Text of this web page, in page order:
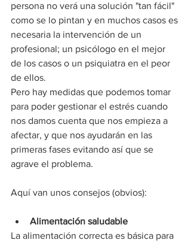
persona no verá una solución "tan fácil"
como se lo pintan y en muchos casos es
necesaria la intervención de un
profesional; un psicólogo en el mejor
de los casos o un psiquiatra en el peor
de ellos.
Pero hay medidas que podemos tomar
para poder gestionar el estrés cuando
nos damos cuenta que nos empieza a
afectar, y que nos ayudarán en las
primeras fases evitando así que se
agrave el problema.
Aquí van unos consejos (obvios):
Alimentación saludable
La alimentación correcta es básica para